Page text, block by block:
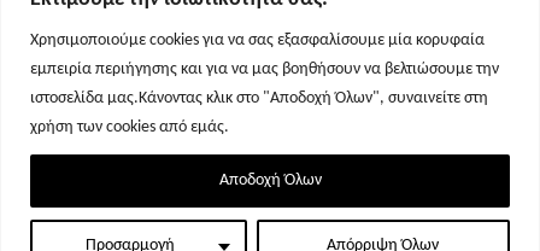
Χρησιμοποιούμε cookies για να σας εξασφαλίσουμε μία κορυφαία
εμπειρία περιήγησης και για να μας βοηθήσουν να βελτιώσουμε την
ιστοσελίδα μας.Κάνοντας κλικ στο "Αποδοχή Όλων", συναινείτε στη
χρήση των cookies από εμάς.
Προσαρμογή Απόρριψη Όλων
Αποδοχή Όλων
Σελίδα 1 Σελίδα 2 Σελίδα 3 Σελίδα 4